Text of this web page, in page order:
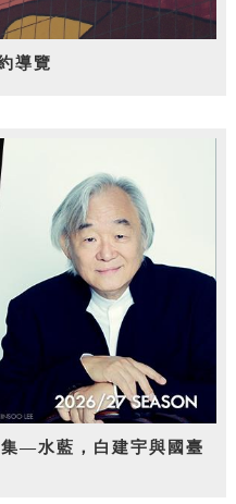
導覽
—水藍，白建宇與國臺